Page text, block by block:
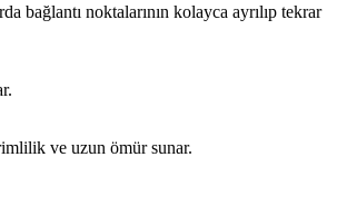
bağlantı noktalarının kolayca ayrılıp tekrar
ve uzun ömür sunar.